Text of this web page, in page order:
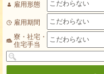
雇用形態
雇用期間
寮・社宅・
住宅手当